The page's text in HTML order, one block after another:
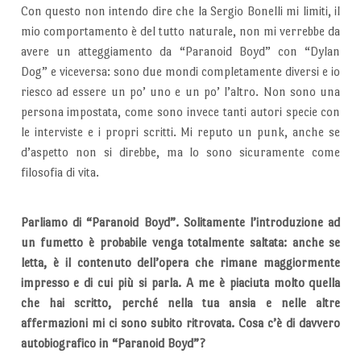
Con questo non intendo dire che la Sergio Bonelli mi limiti, il
mio comportamento è del tutto naturale, non mi verrebbe da
avere un atteggiamento da “Paranoid Boyd” con “Dylan
Dog” e viceversa: sono due mondi completamente diversi e io
riesco ad essere un po’ uno e un po’ l’altro. Non sono una
persona impostata, come sono invece tanti autori specie con
le interviste e i propri scritti. Mi reputo un punk, anche se
d’aspetto non si direbbe, ma lo sono sicuramente come
filosofia di vita.
Parliamo di “Paranoid Boyd”. Solitamente l’introduzione ad
un fumetto è probabile venga totalmente saltata: anche se
letta, è il contenuto dell’opera che rimane maggiormente
impresso e di cui più si parla. A me è piaciuta molto quella
che hai scritto, perché nella tua ansia e nelle altre
affermazioni mi ci sono subito ritrovata. Cosa c’è di davvero
autobiografico in “Paranoid Boyd”?